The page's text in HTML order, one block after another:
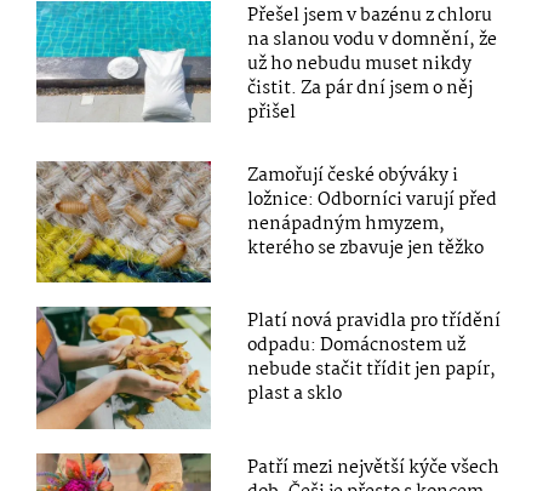
Přešel jsem v bazénu z chloru
na slanou vodu v domnění, že
už ho nebudu muset nikdy
čistit. Za pár dní jsem o něj
přišel
Zamořují české obýváky i
ložnice: Odborníci varují před
nenápadným hmyzem,
kterého se zbavuje jen těžko
Platí nová pravidla pro třídění
odpadu: Domácnostem už
nebude stačit třídit jen papír,
plast a sklo
Patří mezi největší kýče všech